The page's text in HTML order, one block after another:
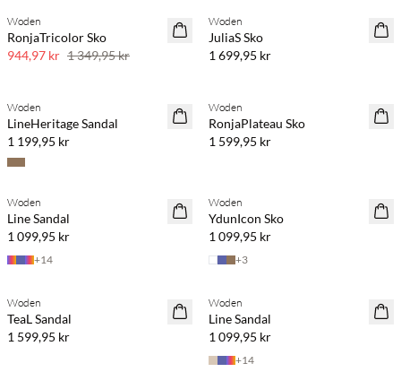
SAVE20
30 % rabatt
Woden
RonjaTricolor Sko
944,97 kr 1 349,95 kr
NYHET
Woden
JuliaS Sko
1 699,95 kr
NYHET
Woden
LineHeritage Sandal
1 199,95 kr
Woden
RonjaPlateau Sko
1 599,95 kr
NYHET
Köp min. 2 & spara 20 %
Woden
Line Sandal
1 099,95 kr
+14
Woden
YdunIcon Sko
1 099,95 kr
+3
NYHET
Woden
TeaL Sandal
1 599,95 kr
NYHET
Woden
Line Sandal
1 099,95 kr
+14